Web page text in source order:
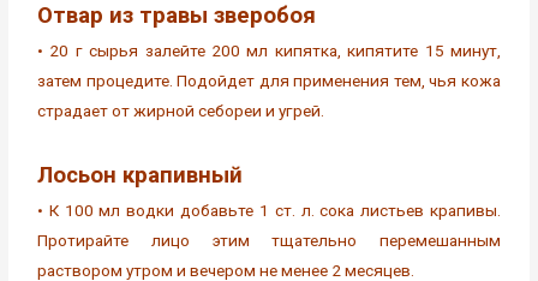
Отвар из травы зверобоя
• 20 г сырья залейте 200 мл кипятка, кипятите 15 минут,
затем процедите. Подойдет для применения тем, чья кожа
страдает от жирной себореи и угрей.
Лосьон крапивный
• К 100 мл водки добавьте 1 ст. л. сока листьев крапивы.
Протирайте лицо этим тщательно перемешанным
раствором утром и вечером не менее 2 месяцев.